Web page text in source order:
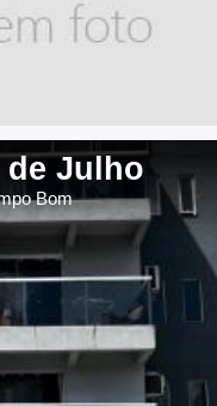
Julho
Bom